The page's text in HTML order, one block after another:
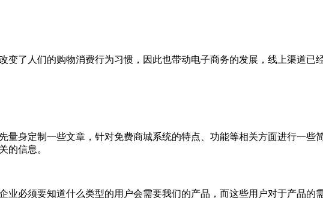
变了人们的购物消费行为习惯，因此也带动电子商务的发展，线上渠道
量身定制一些文章，针对免费商城系统的特点、功能等相关方面进行一
的信息。
业必须要知道什么类型的用户会需要我们的产品，而这些用户对于产品